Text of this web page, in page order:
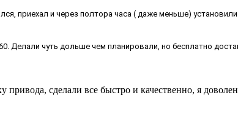
приехал и через полтора часа ( даже меньше)
Делали чуть дольше чем планировали, но бесплатно
сделали все быстро и качественно, я